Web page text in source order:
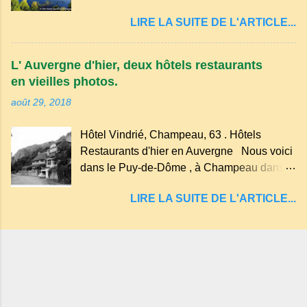
des souvenirs tout cela dans un grand parc
arboré.
d'explosion) rempli d’eau, appelé : le Lac de
Tazenat ou Tazanat, il est le premier et le
plus au nord de la Chaîne des Puys qui en
compte près de soixante. En Auvergne
"sans fond" et en forme d'entonnoir
entraînant vers les entrailles de la terre, les
malheureux qui s'approchaient trop de
LIRE LA SUITE DE L'ARTICLE...
L' Auvergne d'hier, deux hôtels restaurants
en vieilles photos.
août 29, 2018
Hôtel Vindrié, Champeau, 63 . Hôtels
Restaurants d'hier en Auvergne Nous voici
dans le Puy-de-Dôme , à Champeau dans
Servant . L'Hôtel-Restaurant Vindrié était
son jambon de pays et son poulet cocotte,
LIRE LA SUITE DE L'ARTICLE...